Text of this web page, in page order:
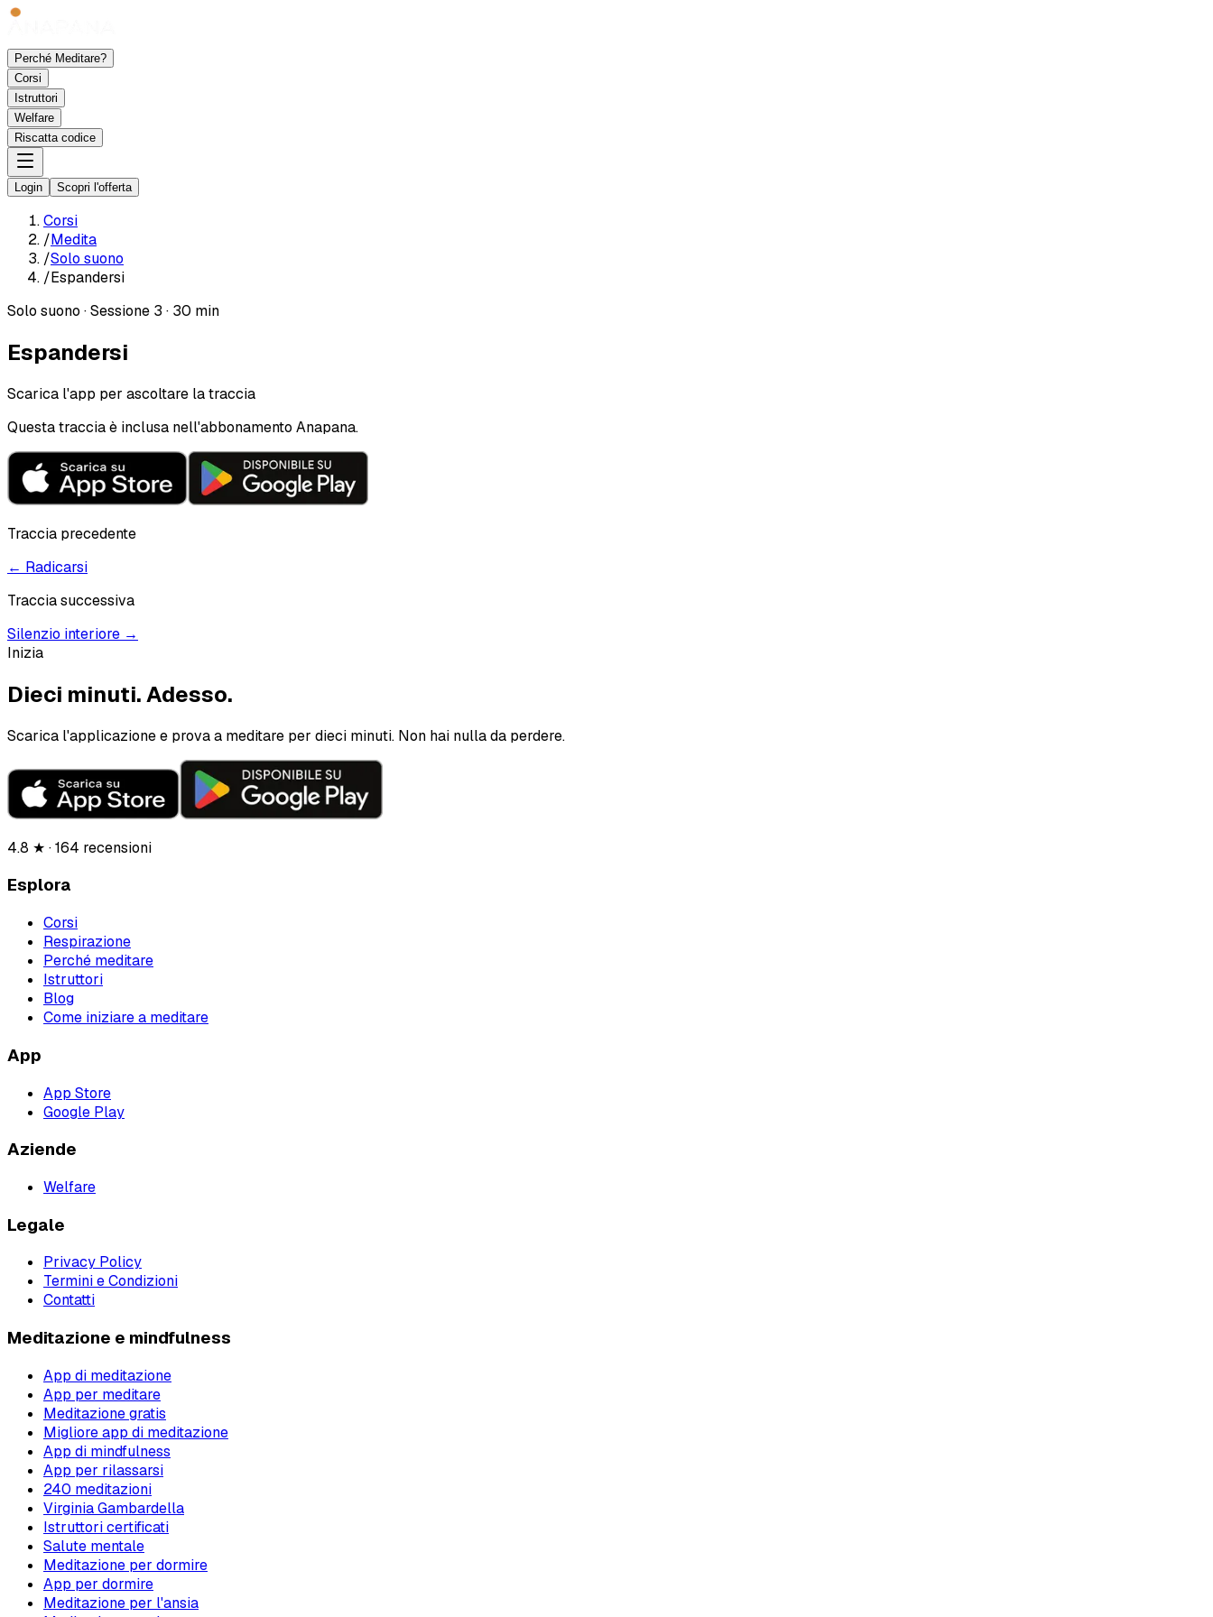
Perché Meditare?
Corsi
Istruttori
Welfare
Riscatta codice
Login Scopri l'offerta
Corsi
/Medita
/Solo suono
/Espandersi
Solo suono ·Sessione 3 · 30 min
Espandersi
Scarica l'app per ascoltare la traccia
Questa traccia è inclusa nell'abbonamento Anapana.
Traccia precedente
← Radicarsi
Traccia successiva
Silenzio interiore →
Inizia
Dieci minuti.Adesso.
Scarica l'applicazione e prova a meditare per dieci minuti. Non hai nulla da perdere.
4.8 ★ · 164 recensioni
Esplora
Corsi
Respirazione
Perché meditare
Istruttori
Blog
Come iniziare a meditare
App
App Store
Google Play
Aziende
Welfare
Legale
Privacy Policy
Termini e Condizioni
Contatti
Meditazione e mindfulness
App di meditazione
App per meditare
Meditazione gratis
Migliore app di meditazione
App di mindfulness
App per rilassarsi
240 meditazioni
Virginia Gambardella
Istruttori certificati
Salute mentale
Meditazione per dormire
App per dormire
Meditazione per l'ansia